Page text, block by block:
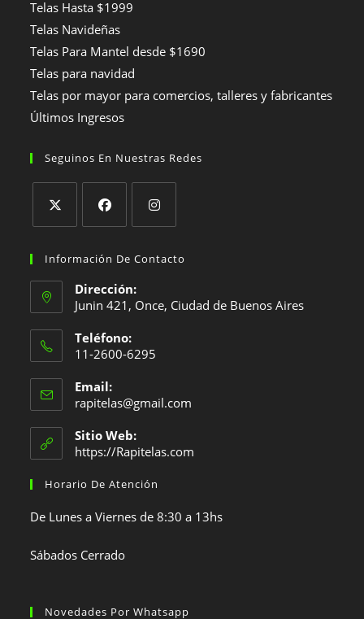
Telas Hasta $1999
Telas Navideñas
Telas Para Mantel desde $1690
Telas para navidad
Telas por mayor para comercios, talleres y fabricantes
Últimos Ingresos
Seguinos En Nuestras Redes
abre
en
una
nueva
pestaña
abre
una
pestaña
abre
una
pestaña
Información De Contacto
Dirección:
Junin 421, Once, Ciudad de Buenos Aires
Teléfono:
11-2600-6295
abre
en
tu
aplicación
Email:
rapitelas@gmail.com
aplicación
Sitio Web:
https://Rapitelas.com
Horario De Atención
De Lunes a Viernes de 8:30 a 13hs
Sábados Cerrado
Novedades Por Whatsapp